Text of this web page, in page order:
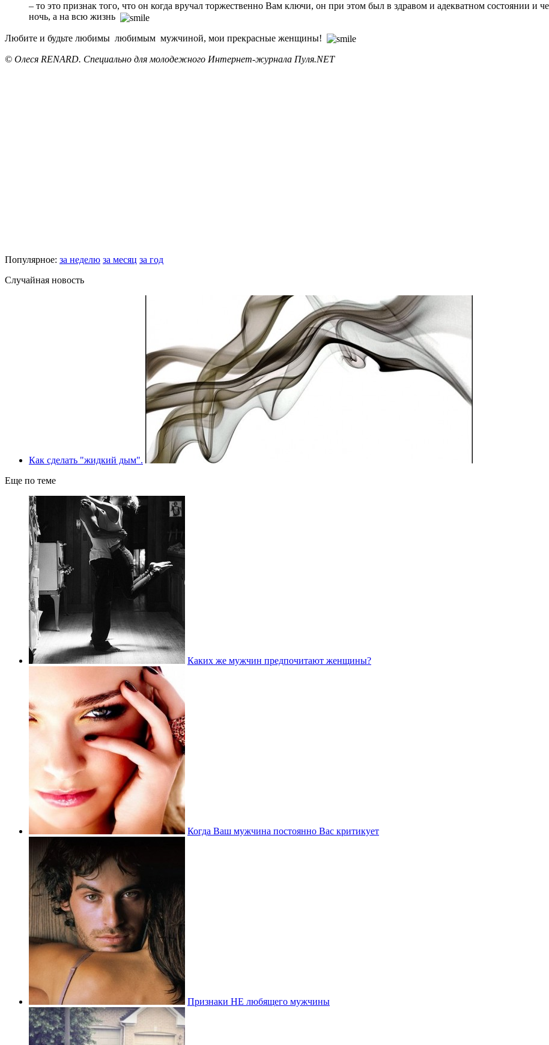
– то это признак того, что он когда вручал торжественно Вам ключи, он при этом был в здравом и адекватном состоянии и
ночь, а на всю жизнь
Любите и будьте любимы любимым мужчиной, мои прекрасные женщины!
© Олеся RENARD. Специально для молодежного Интернет-журнала Пуля.NET
Популярное: за неделю за месяц за год
Случайная новость
Как сделать "жидкий дым".
Еще по теме
Каких же мужчин предпочитают женщины?
Когда Ваш мужчина постоянно Вас критикует
Признаки НЕ любящего мужчины